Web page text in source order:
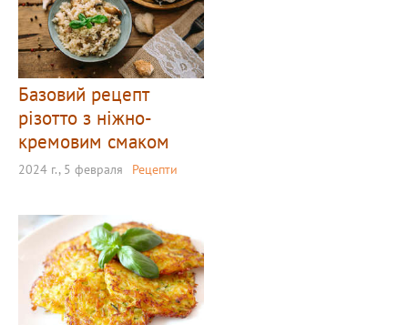
Базовий рецепт
різотто з ніжно-
кремовим смаком
2024 г., 5 февраля Рецепти